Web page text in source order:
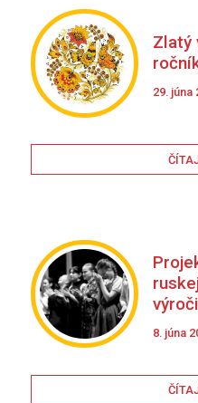
Zlatý
29. júna
8. júna